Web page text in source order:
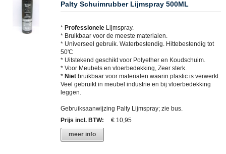
Palty Schuimrubber Lijmspray 500ML
* Professionele Lijmspray.
* Bruikbaar voor de meeste materialen.
* Universeel gebruik. Waterbestendig. Hittebestendig tot
50'C
* Uitstekend geschikt voor Polyether en Koudschuim.
* Voor Meubels en vloerbedekking, Zeer sterk.
* Niet bruikbaar voor materialen waarin plastic is verwerkt.
Veel gebruikt in meubel industrie en bij vloerbedekking
leggen.
Gebruiksaanwijzing Palty Lijmspray; zie bus.
Prijs incl. BTW:
€ 10,95
meer info